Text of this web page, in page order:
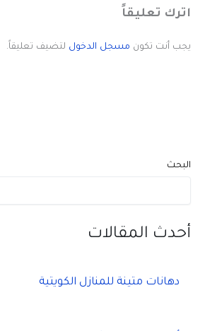
اترك تعليقاً
يجب أنت تكون مسجل الدخول لتضيف تعليقاً.
البحث
أحدث المقالات
دهانات متينة للمنازل الكويتية